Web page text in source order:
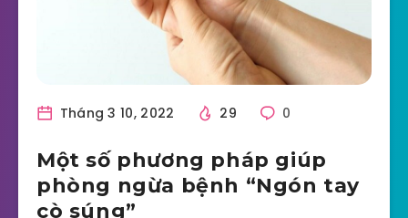
Tháng 3 10, 2022 29 0
Một số phương pháp giúp
phòng ngừa bệnh “Ngón tay
cò súng”